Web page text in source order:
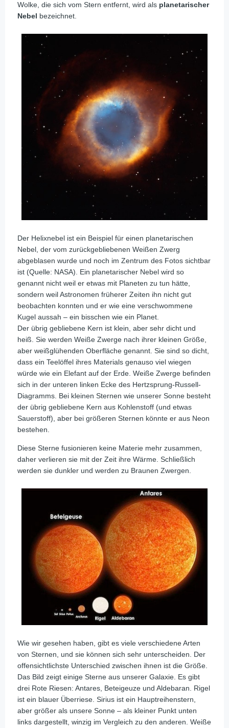
Wolke, die sich vom Stern entfernt, wird als planetarischer
Nebel bezeichnet.
Der Helixnebel ist ein Beispiel für einen planetarischen
Nebel, der vom zurückgebliebenen Weißen Zwerg
abgeblasen wurde und noch im Zentrum des Fotos sichtbar
ist (Quelle: NASA). Ein planetarischer Nebel wird so
genannt nicht weil er etwas mit Planeten zu tun hätte,
sondern weil Astronomen früherer Zeiten ihn nicht gut
beobachten konnten und er wie eine verschwommene
Kugel aussah – ein bisschen wie ein Planet.
Der übrig gebliebene Kern ist klein, aber sehr dicht und
heiß. Sie werden Weiße Zwerge nach ihrer kleinen Größe,
aber weißglühenden Oberfläche genannt. Sie sind so dicht,
dass ein Teelöffel ihres Materials genauso viel wiegen
würde wie ein Elefant auf der Erde. Weiße Zwerge befinden
sich in der unteren linken Ecke des Hertzsprung-Russell-
Diagramms. Bei kleinen Sternen wie unserer Sonne besteht
der übrig gebliebene Kern aus Kohlenstoff (und etwas
Sauerstoff), aber bei größeren Sternen könnte er aus Neon
bestehen.
Diese Sterne fusionieren keine Materie mehr zusammen,
daher verlieren sie mit der Zeit ihre Wärme. Schließlich
werden sie dunkler und werden zu Braunen Zwergen.
Wie wir gesehen haben, gibt es viele verschiedene Arten
von Sternen, und sie können sich sehr unterscheiden. Der
offensichtlichste Unterschied zwischen ihnen ist die Größe.
Das Bild zeigt einige Sterne aus unserer Galaxie. Es gibt
drei Rote Riesen: Antares, Beteigeuze und Aldebaran. Rigel
ist ein blauer Überriese. Sirius ist ein Hauptreihenstern,
aber größer als unsere Sonne – als kleiner Punkt unten
links dargestellt, winzig im Vergleich zu den anderen. Weiße